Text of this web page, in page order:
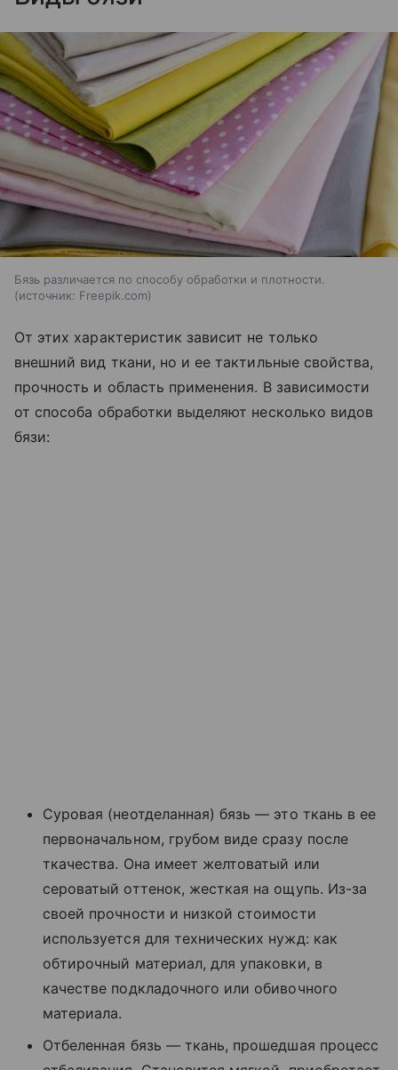
Бязь различается по способу обработки и плотности.
источник: Freepik.com
От этих характеристик зависит не только
внешний вид ткани, но и ее тактильные свойства,
прочность и область применения. В зависимости
от способа обработки выделяют несколько видов
бязи:
Суровая (неотделанная) бязь — это ткань в ее
первоначальном, грубом виде сразу после
ткачества. Она имеет желтоватый или
сероватый оттенок, жесткая на ощупь. Из-за
своей прочности и низкой стоимости
используется для технических нужд: как
обтирочный материал, для упаковки, в
качестве подкладочного или обивочного
материала.
Отбеленная бязь — ткань, прошедшая процесс